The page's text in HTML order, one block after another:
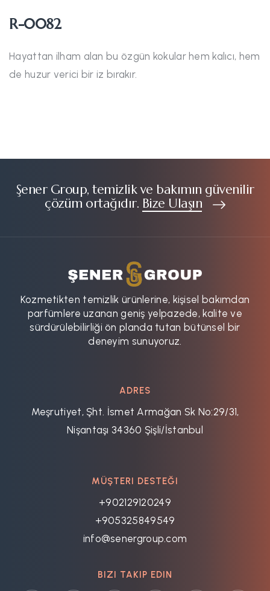
R-0082
Hayattan ilham alan bu özgün kokular hem kalıcı, hem
de huzur verici bir iz bırakır.
Şener Group, temizlik ve bakımın güvenilir
çözüm ortağıdır. Bize Ulaşın
Kozmetikten temizlik ürünlerine, kişisel bakımdan
parfümlere uzanan geniş yelpazede, kalite ve
sürdürülebilirliği ön planda tutan bütünsel bir
deneyim sunuyoruz.
ADRES
Meşrutiyet, Şht. İsmet Armağan Sk No:29/31,
Nişantaşı 34360 Şişli/İstanbul
MÜŞTERI DESTEĞI
+902129120249
+905325849549
info@senergroup.com
BIZI TAKIP EDIN